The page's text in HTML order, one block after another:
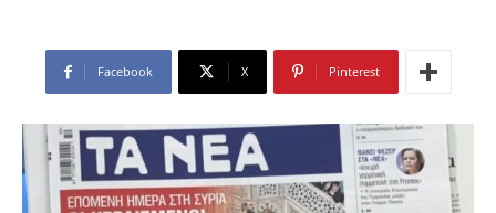
Facebook X Pinterest